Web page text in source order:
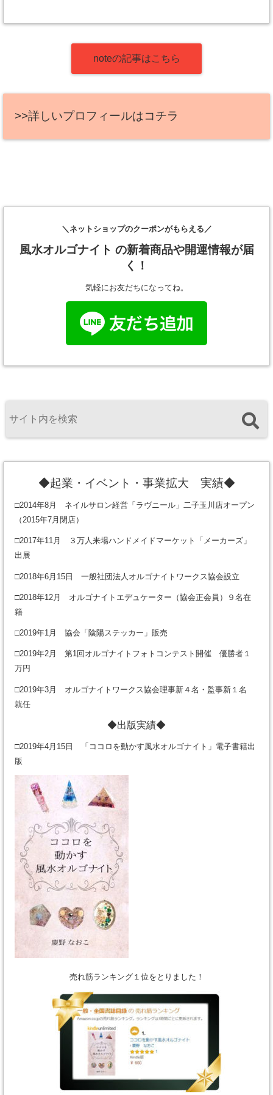
noteの記事はこちら
>>詳しいプロフィールはコチラ
＼ネットショップのクーポンがもらえる／
風水オルゴナイト の新着商品や開運情報が届
く！
気軽にお友だちになってね。
◆起業・イベント・事業拡大 実績◆
□2014年8月 ネイルサロン経営「ラヴニール」二子玉川店オープン
（2015年7月閉店）
□2017年11月 ３万人来場ハンドメイドマーケット「メーカーズ」
出展
□2018年6月15日 一般社団法人オルゴナイトワークス協会設立
□2018年12月 オルゴナイトエデュケーター（協会正会員）９名在
籍
□2019年1月 協会「陰陽ステッカー」販売
□2019年2月 第1回オルゴナイトフォトコンテスト開催 優勝者１
万円
□2019年3月 オルゴナイトワークス協会理事新４名・監事新１名
就任
◆出版実績◆
□2019年4月15日 「ココロを動かす風水オルゴナイト」電子書籍出
版
売れ筋ランキング１位をとりました！